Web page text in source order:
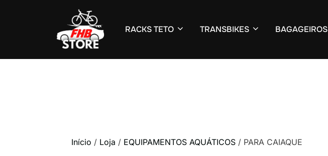
RACKS TETO TRANSBIKES BAGAGEIROS
Pular
Início / Loja / EQUIPAMENTOS AQUÁTICOS / PARA CAIAQUE